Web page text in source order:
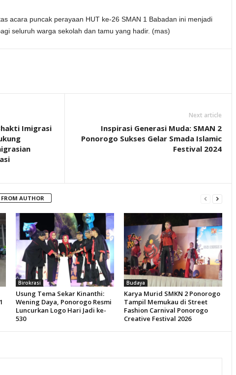
acara puncak perayaan HUT ke-26 SMAN 1 Babadan ini menjadi
seluruh warga sekolah dan tamu yang hadir. (mas)
Imigrasi
Next article
Inspirasi Generasi Muda: SMAN 2
Ponorogo Sukses Gelar Smada Islamic
Festival 2024
FROM AUTHOR
Birokrasi
Usung Tema Sekar Kinanthi:
Wening Daya, Ponorogo Resmi
Luncurkan Logo Hari Jadi ke-
530
Budaya
Karya Murid SMKN 2 Ponorogo
Tampil Memukau di Street
Fashion Carnival Ponorogo
Creative Festival 2026